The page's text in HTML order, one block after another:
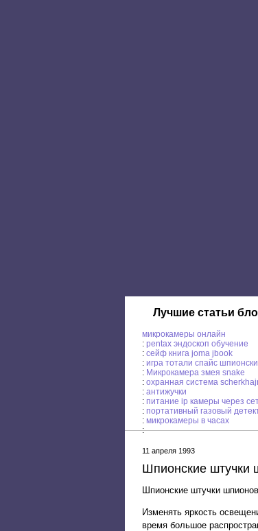
Лучшие статьи
микрокамеры онлайн
: pentax эндоскоп обучение
: сейф книга joma jbook
: игра тотали спайс
: Микрокамера змея snake
: охранная система
: антижучки
: питание ip камеры через
: портативный газовый
: микрокамеры в часах
:
11 апреля 1993
Шпионские штучки
Шпионские штучки шпионов.
Изменять яркость
время большое